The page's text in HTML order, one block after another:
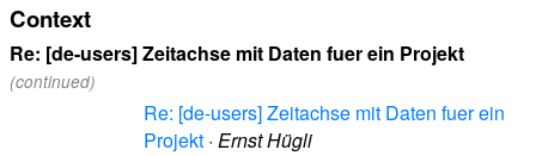
Context
Re: [de-users] Zeitachse mit Daten fuer ein Projekt
(continued)
Re: [de-users] Zeitachse mit Daten fuer ein
Projekt · Ernst Hügli